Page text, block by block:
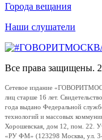
Города вещания
Наши слушатели
Все права защищены.
Сетевое издание
лиц старше 16 лет.
года выдано Федеральной
технологий и массовых
Хорошевская, дом 12, пом. 22.
«РУ ФМ» (123298 Москва, ул. 3-